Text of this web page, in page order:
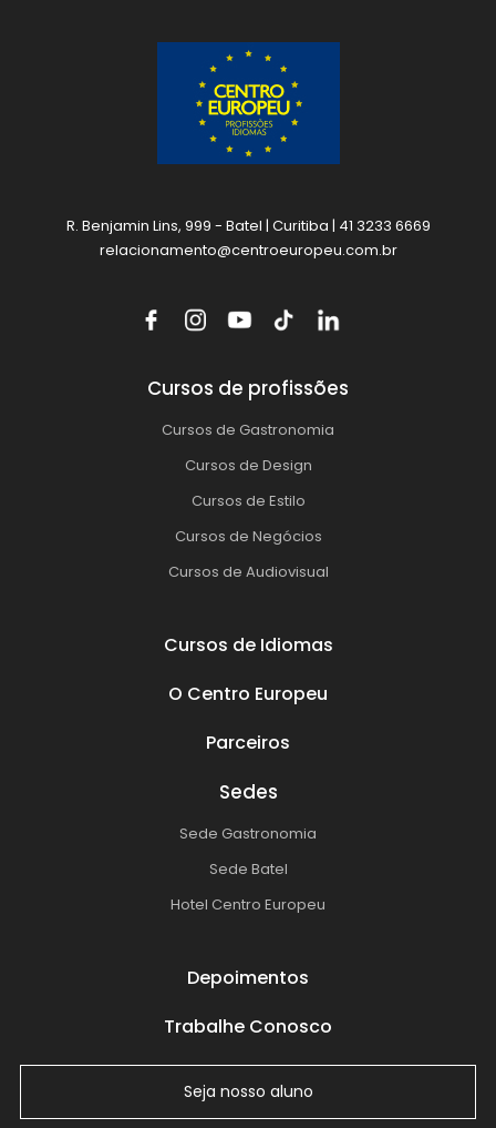
R. Benjamin Lins, 999 - Batel | Curitiba | 41 3233 6669
relacionamento@centroeuropeu.com.br
Cursos de profissões
Cursos de Gastronomia
Cursos de Design
Cursos de Estilo
Cursos de Negócios
Cursos de Audiovisual
Cursos de Idiomas
O Centro Europeu
Parceiros
Sedes
Sede Gastronomia
Sede Batel
Hotel Centro Europeu
Depoimentos
Trabalhe Conosco
Seja nosso aluno